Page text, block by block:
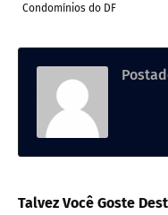
Condomínios do DF
Talvez Você Goste